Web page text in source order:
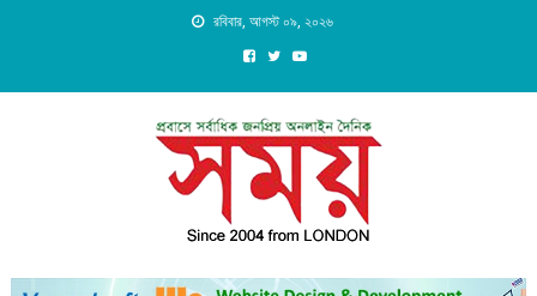
রবিবার, আগস্ট ০৯, ২০২৬
Daily Shomoy, Since 2004